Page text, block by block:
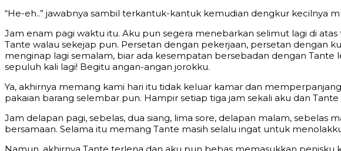
“He-eh..” jawabnya sambil terkantuk-kantuk kemudian dengkur kecilnya
Jam enam pagi waktu itu. Aku pun segera menebarkan selimut lagi di
Tante walau sekejap pun. Persetan dengan pekerjaan, persetan dengan
menginap lagi semalam, biar ada kesempatan bersebadan dengan
sepuluh kali lagi! Begitu angan-angan jorokku.
Ya, akhirnya memang kami hari itu tidak keluar kamar dan
pakaian barang selembar pun. Hampir setiap tiga jam sekali aku dan
Jam delapan pagi, sebelas, dua siang, lima sore, delapan malam,
bersamaan. Selama itu memang Tante masih selalu ingat untuk